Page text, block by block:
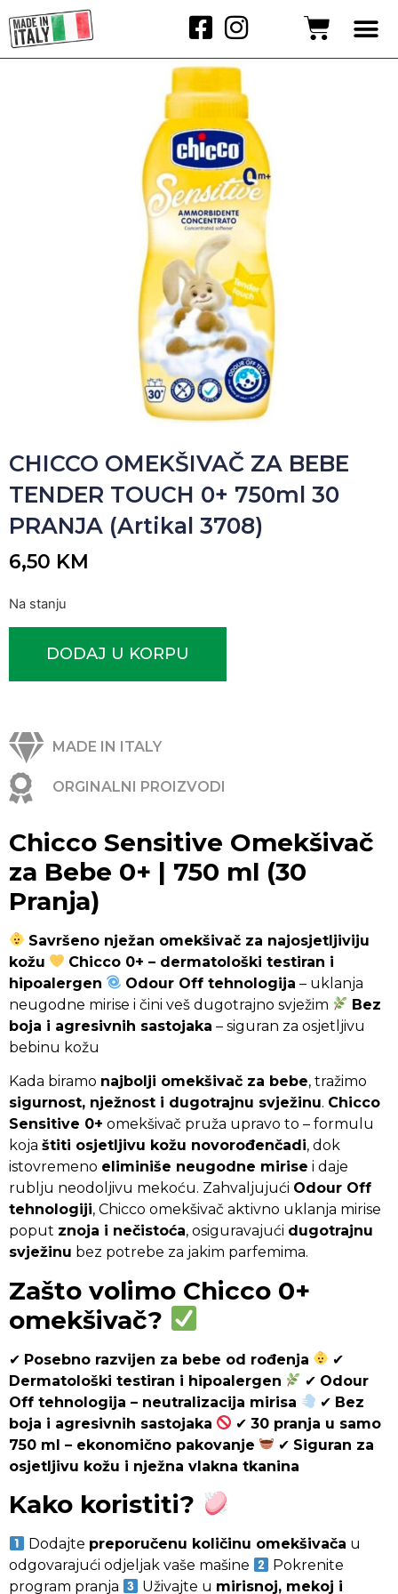
CHICCO OMEKŠIVAČ ZA BEBE
TENDER TOUCH 0+ 750ml 30
PRANJA (Artikal 3708)
6,50 KM
Na stanju
DODAJ U KORPU
MADE IN ITALY
ORGINALNI PROIZVODI
Chicco Sensitive Omekšivač
za Bebe 0+ | 750 ml (30
Pranja)
Savršeno nježan omekšivač za najosjetljiviju
kožu
Chicco 0+ – dermatološki testiran i
hipoalergen
Odour Off tehnologija – uklanja
neugodne mirise i čini veš dugotrajno svježim
Bez
boja i agresivnih sastojaka – siguran za osjetljivu
bebinu kožu
Kada biramo najbolji omekšivač za bebe, tražimo
sigurnost, nježnost i dugotrajnu svježinu. Chicco
Sensitive 0+ omekšivač pruža upravo to – formulu
koja štiti osjetljivu kožu novorođenčadi, dok
istovremeno eliminiše neugodne mirise i daje
rublju neodoljivu mekoću. Zahvaljujući Odour Off
tehnologiji, Chicco omekšivač aktivno uklanja mirise
poput znoja i nečistoća, osiguravajući dugotrajnu
svježinu bez potrebe za jakim parfemima.
Zašto volimo Chicco 0+
omekšivač?
✔ Posebno razvijen za bebe od rođenja
✔
Dermatološki testiran i hipoalergen
✔ Odour
Off tehnologija – neutralizacija mirisa
✔ Bez
boja i agresivnih sastojaka
✔30 pranja u samo
750 ml – ekonomično pakovanje
✔ Siguran za
osjetljivu kožu i nježna vlakna tkanina
Kako koristiti?
Dodajte preporučenu količinu omekšivača u
odgovarajući odjeljak vaše mašine
Pokrenite
program pranja
Uživajte u mirisnoj, mekoj i